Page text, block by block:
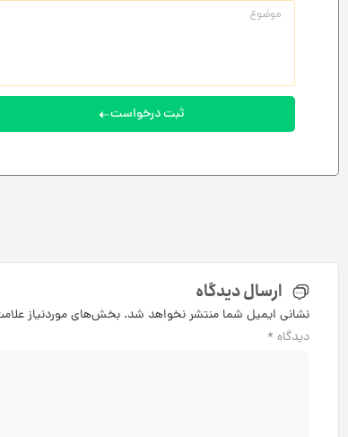
ثبت درخواست
ارسال دیدگاه
نشانی ایمیل شما منتشر نخواهد شد. بخش‌های موردنیاز
دیدگاه *